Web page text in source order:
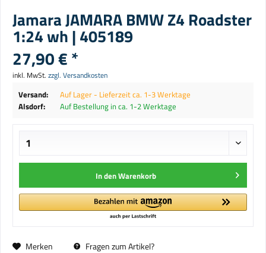
Jamara JAMARA BMW Z4 Roadster
1:24 wh | 405189
27,90 € *
inkl. MwSt. zzgl. Versandkosten
Versand:
Auf Lager - Lieferzeit ca. 1-3 Werktage
Alsdorf:
Auf Bestellung in ca. 1-2 Werktage
In denWarenkorb
Merken Fragen zum Artikel?